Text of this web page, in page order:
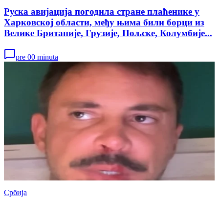
Руска авијација погодила стране плаћенике у
Харковској области, међу њима били борци из
Велике Британије, Грузије, Пољске, Колумбије...
pre 00 minuta
Србија